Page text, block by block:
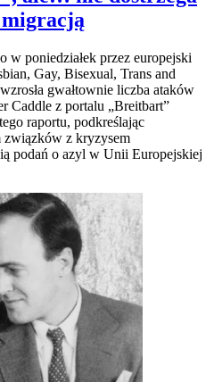
w poniedziałek przez europejski
Gay, Bisexual, Trans and
gwałtownie liczba ataków
Caddle z portalu „Breitbart”
raportu, podkreślając
związków z kryzysem
podań o azyl w Unii Europejskiej